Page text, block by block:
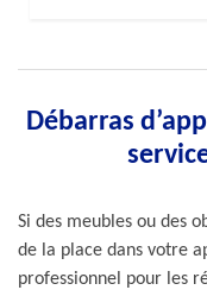
Débarras
Si des meubles ou des
de la place dans votre
professionnel pour les